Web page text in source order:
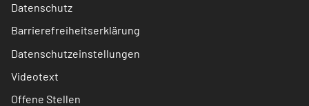
Datenschutz
Barrierefreiheitserklärung
Datenschutzeinstellungen
Videotext
Offene Stellen